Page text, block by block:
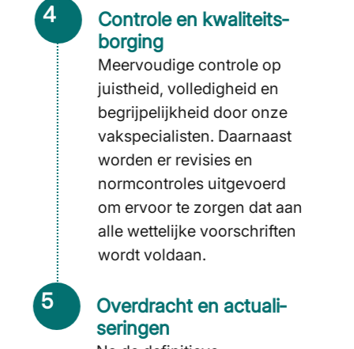
4
Controle en kwaliteits­
borging
Meervoudige controle op
juistheid, volledigheid en
begrijpelijkheid door onze
vakspecialisten. Daarnaast
worden er revisies en
normcontroles uitgevoerd
om ervoor te zorgen dat aan
alle wettelijke voorschriften
wordt voldaan.
5
Overdracht en actuali­
seringen